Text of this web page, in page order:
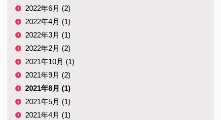
2022年6月 (2)
2022年4月 (1)
2022年3月 (1)
2022年2月 (2)
2021年10月 (1)
2021年9月 (2)
2021年8月 (1)
2021年5月 (1)
2021年4月 (1)